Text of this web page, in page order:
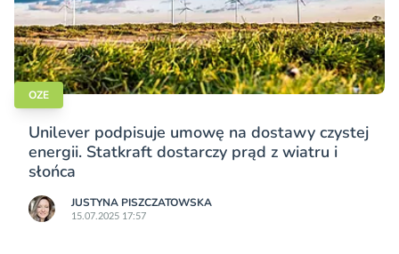
OZE
Unilever podpisuje umowę na dostawy czystej
energii. Statkraft dostarczy prąd z wiatru i
słońca
JUSTYNA PISZCZATOWSKA
15.07.2025 17:57